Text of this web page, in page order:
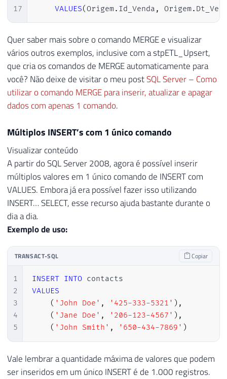
17
VALUES(Origem. Id_Venda , Origem.
Quer saber mais sobre o comando MERGE e visualizar
vários outros exemplos, inclusive com a stpETL_Upsert,
que cria os comandos de MERGE automaticamente para
você? Não deixe de visitar o meu postSQL Server – Como
utilizar o comando MERGE para inserir, atualizar e apagar
dados com apenas 1 comando.
Múltiplos INSERT’s com 1 único comando
Visualizar conteúdo
A partir do SQL Server 2008, agora é possível inserir
múltiplos valores em 1 único comando de INSERT com
VALUES. Embora já era possível fazer isso utilizando
INSERT… SELECT, esse recurso ajuda bastante durante o
dia a dia.
Exemplo de uso:
TRANSACT-SQL Copiar
1
2
3
4
5
INSERT INTO
VALUES
( 'John Doe' , '425-333-5321' ) ,
( 'Jane Doe' , '206-123-4567' ) ,
( 'John Smith' , '650-434-7869' )
Vale lembrar a quantidade máxima de valores que podem
ser inseridos em um único INSERT é de 1.000 registros.